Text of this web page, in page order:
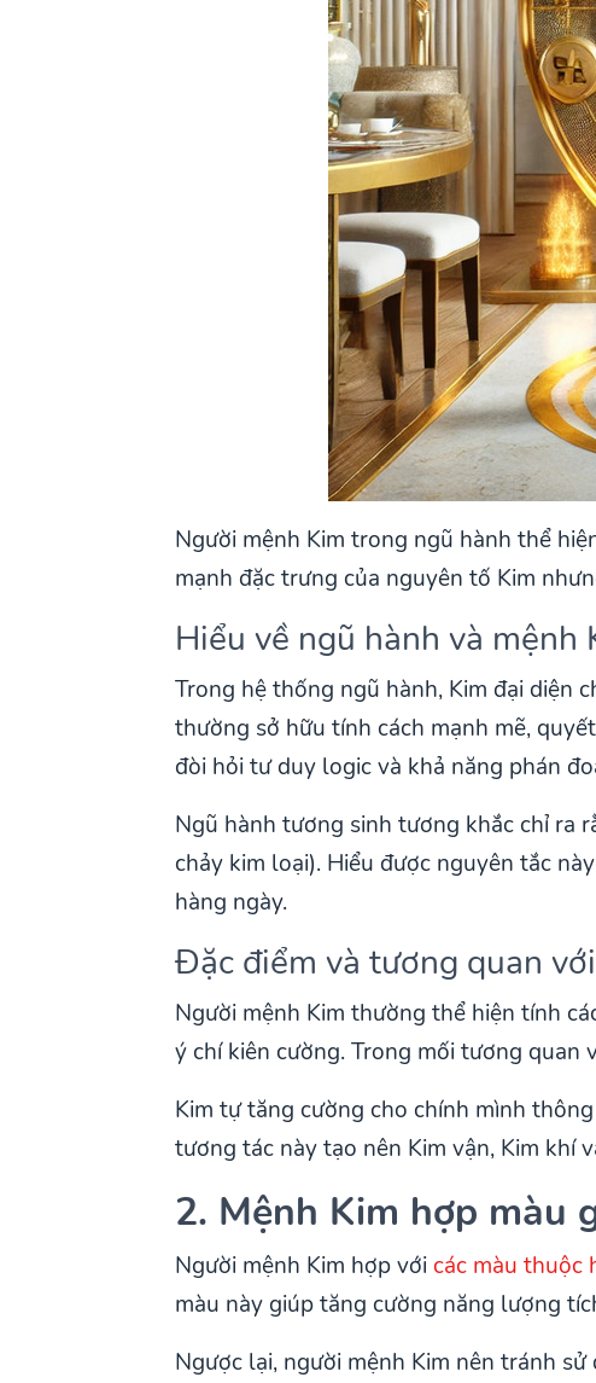
Người mệnh Kim trong ngũ hành thể
mạnh đặc trưng của nguyên tố Kim
Hiểu về ngũ hành và mệnh
Trong hệ thống ngũ hành, Kim đại diện
thường sở hữu tính cách mạnh mẽ,
đòi hỏi tư duy logic và khả năng phán
Ngũ hành tương sinh tương khắc chỉ ra
chảy kim loại). Hiểu được nguyên tắc
hàng ngày.
Đặc điểm và tương quan
Người mệnh Kim thường thể hiện tính
ý chí kiên cường. Trong mối tương quan
Kim tự tăng cường cho chính mình
tương tác này tạo nên Kim vận, Kim khí
2. Mệnh Kim hợp màu
Người mệnh Kim hợp với các màu thuộc
màu này giúp tăng cường năng lượng
Ngược lại, người mệnh Kim nên tránh